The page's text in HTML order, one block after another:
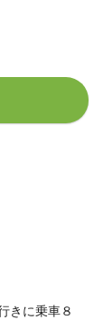
きに乗車８